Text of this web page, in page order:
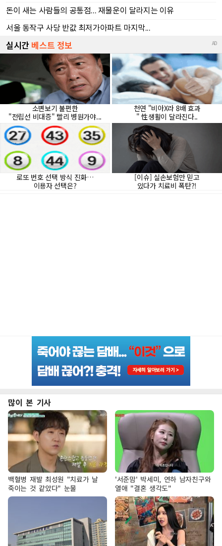
많이 본 기사
백혈병 재발 최성원 "치료가 날
죽이는 것 같았다" 눈물
'서준맘' 박세미, 연하 남자친구와
열애 "결혼 생각도"